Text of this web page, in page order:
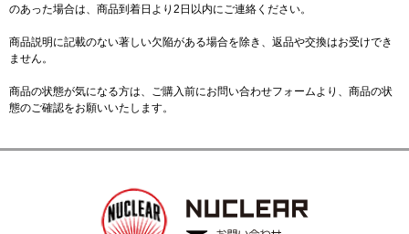
のあった場合は、商品到着日より2日以内にご連絡ください。
商品説明に記載のない著しい欠陥がある場合を除き、返品や交換はお受けでき
ません。
商品の状態が気になる方は、ご購入前にお問い合わせフォーム より、商品の状
態のご確認をお願いいたします。